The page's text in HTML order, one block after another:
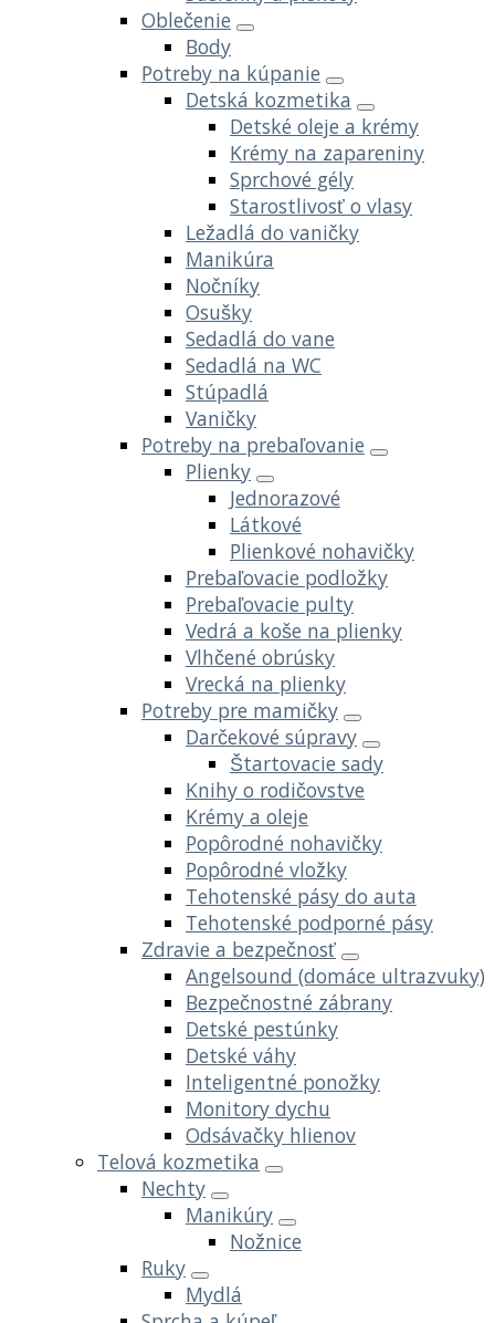
Oblečenie
Body
Potreby na kúpanie
Detská kozmetika
Detské oleje a krémy
Krémy na zapareniny
Sprchové gély
Starostlivosť o vlasy
Ležadlá do vaničky
Manikúra
Nočníky
Osušky
Sedadlá do vane
Sedadlá na WC
Stúpadlá
Vaničky
Potreby na prebaľovanie
Plienky
Jednorazové
Látkové
Plienkové nohavičky
Prebaľovacie podložky
Prebaľovacie pulty
Vedrá a koše na plienky
Vlhčené obrúsky
Vrecká na plienky
Potreby pre mamičky
Darčekové súpravy
Štartovacie sady
Knihy o rodičovstve
Krémy a oleje
Popôrodné nohavičky
Popôrodné vložky
Tehotenské pásy do auta
Tehotenské podporné pásy
Zdravie a bezpečnosť
Angelsound (domáce ultrazvuky)
Bezpečnostné zábrany
Detské pestúnky
Detské váhy
Inteligentné ponožky
Monitory dychu
Odsávačky hlienov
Telová kozmetika
Nechty
Manikúry
Nožnice
Ruky
Mydlá